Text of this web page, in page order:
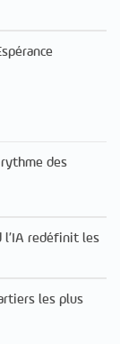
des
l’IA redéfinit les
les plus